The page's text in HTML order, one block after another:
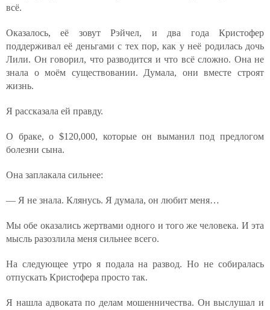
всё.
Оказалось, её зовут Рэйчел, и два года Кристофер
поддерживал её деньгами с тех пор, как у неё родилась дочь
Лили. Он говорил, что разводится и что всё сложно. Она не
знала о моём существовании. Думала, они вместе строят
жизнь.
Я рассказала ей правду.
О браке, о $120,000, которые он выманил под предлогом
болезни сына.
Она заплакала сильнее:
— Я не знала. Клянусь. Я думала, он любит меня…
Мы обе оказались жертвами одного и того же человека. И эта
мысль разозлила меня сильнее всего.
На следующее утро я подала на развод. Но не собиралась
отпускать Кристофера просто так.
Я нашла адвоката по делам мошенничества. Он выслушал и